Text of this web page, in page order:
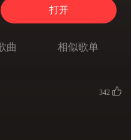
会变）
）
” 啵姆你在那儿哦？
No no
打开
曲 相似歌单
342